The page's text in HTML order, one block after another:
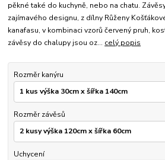
pěkné také do kuchyně, nebo na chatu.
zajímavého designu, z dílny Růženy
kanafasu, v kombinaci vzorů červený pruh,
závěsy do chalupy jsou oz... celý popis
Rozměr kanýru
Rozměr závěsů
Uchycení